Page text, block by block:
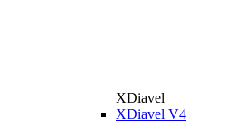
XDiavel
XDiavel V4